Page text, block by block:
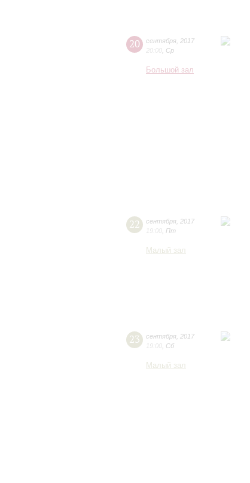
20 сентября 2017
20:00 Ср
Большой зал
22 сентября 2017
19:00 Пт
Малый зал
23 сентября 2017
19:00 Сб
Малый зал